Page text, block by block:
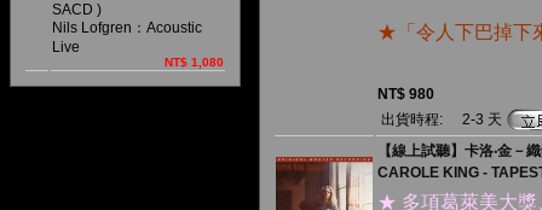
SACD )
Nils Lofgren：Acoustic
Live
NT$ 1,080
★「令人下巴掉下
NT$ 980
出貨時程:
2-3 天
【線上試聽】卡洛‧金－
CAROLE KING -
★ 多項葛萊美大獎